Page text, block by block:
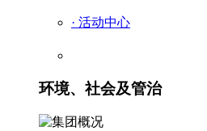
· 活动中心
环境、社会及管治